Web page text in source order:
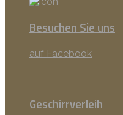
Besuchen Sie uns
auf Facebook
Geschirrverleih